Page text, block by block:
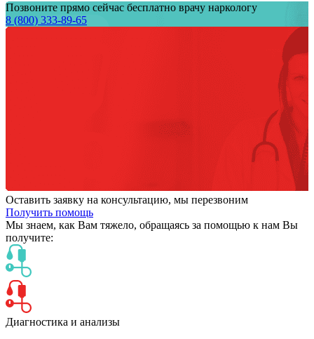
Позвоните прямо сейчас бесплатно врачу наркологу
8 (800) 333-89-65
Оставить заявку на консультацию, мы перезвоним
Получить помощь
Мы знаем, как Вам тяжело, обращаясь за помощью к нам Вы
получите:
Диагностика и анализы